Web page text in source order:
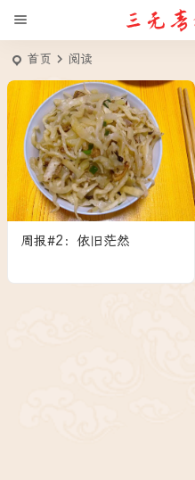
首页 阅读
周报#2：依旧茫然